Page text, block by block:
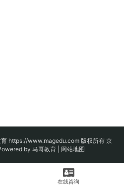
https://www.magedu.com 版权所有 京
by 马哥教育 | 网站地图
在线咨询